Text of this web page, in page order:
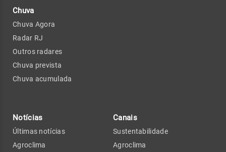
Chuva
Chuva Agora
Radar RJ
Outros radares
Chuva prevista
Chuva acumulada
Notícias
Últimas notícias
Agroclima
Canais
Sustentabilidade
Agroclima